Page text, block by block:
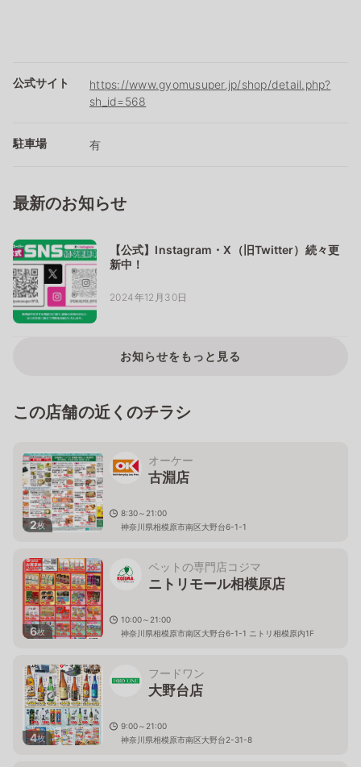
公式サイト
https://www.gyomusuper.jp/shop/detail.php?
sh_id=568
駐車場 有
最新のお知らせ
【公式】Instagram・X（旧Twitter）続々更
新中！
2024年12月30日
お知らせをもっと見る
この店舗の近くのチラシ
2枚
オーケー
古淵店
8:30～21:00
神奈川県相模原市南区大野台6-1-1
6枚
ペットの専門店コジマ
ニトリモール相模原店
10:00～21:00
神奈川県相模原市南区大野台6-1-1 ニトリ相模原内1F
4枚
フードワン
大野台店
9:00～21:00
神奈川県相模原市南区大野台2-31-8